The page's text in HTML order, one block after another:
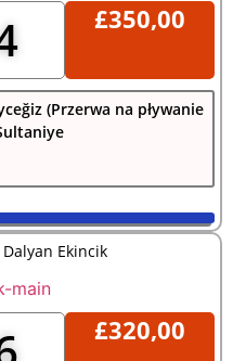
£350,00
(Przerwa na pływanie
Ekincik
£320,00